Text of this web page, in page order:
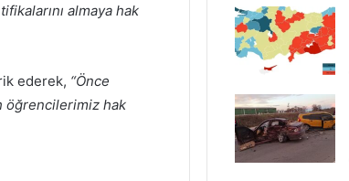
almaya hak
ederek, “Önce
öğrencilerimiz hak